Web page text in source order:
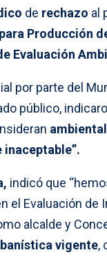
de rechazo al
Producción
Evaluación
por parte del
público,
indicó que
el Evaluación de
alcalde y
vigente,